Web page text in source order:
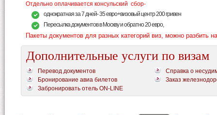
Отдельно оплачивается консульский сбор-
однократная за 7 дней- 35 евро+визовый центр 200 гривен
Пересылка документов в Москву и обратно 20 евро,
Пакеты документов для разных категорий виз, можно разбить
Дополнительные услуги по визам
Перевод документов
Справка о
Бронирование авиа билетов
Заказ
Забронировать отель ON-LINE